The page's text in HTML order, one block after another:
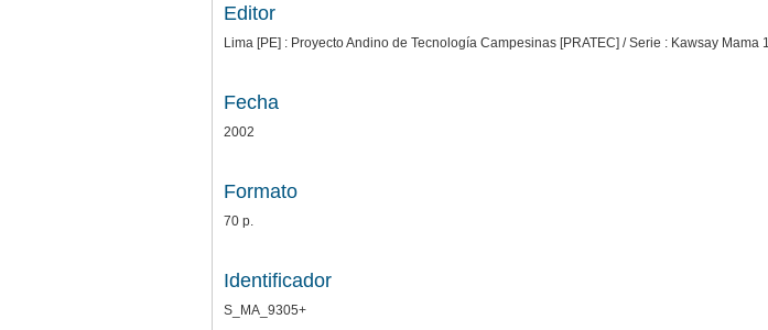
Editor
Lima [PE] : Proyecto Andino de Tecnología Campesinas [PRATEC] / Serie : Kawsay Mama 1
Fecha
2002
Formato
70 p.
Identificador
S_MA_9305+